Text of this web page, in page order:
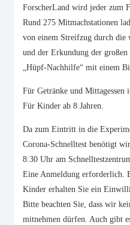
ForscherLand wird jeder zum
Rund 275 Mitmachstationen
von einem Streifzug durch die
und der Erkundung der
„Hüpf-Nachhilfe“ mit einem
Für Getränke und Mittagessen
Für Kinder ab 8 Jahren.
Da zum Eintritt in die
Corona-Schnelltest benötigt
8:30 Uhr am
Eine Anmeldung erforderlich.
Kinder erhalten Sie ein
Bitte beachten Sie, dass wir
mitnehmen dürfen. Auch gibt